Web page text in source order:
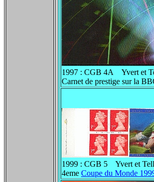
1997 : CGB 4A Yvert et
Carnet de prestige sur la
1999 : CGB 5 Yvert et
4eme Coupe du Monde